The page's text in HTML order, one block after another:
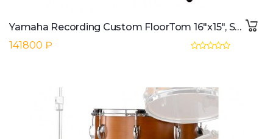
Yamaha Recording Custom FloorTom 16"x15", Solid Black
141800 ₽